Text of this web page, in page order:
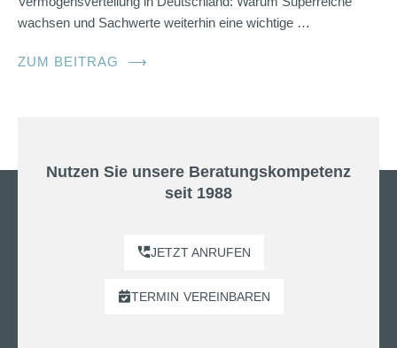
wachsen und Sachwerte weiterhin eine wichtige …
ZUM BEITRAG ⟶
Nutzen Sie unsere Beratungskompetenz
seit 1988
JETZT ANRUFEN
TERMIN VEREINBAREN